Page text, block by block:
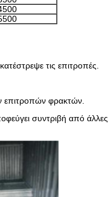
τις επιτροπές.
επιτροπών φρακτών.
συντριβή από άλλες